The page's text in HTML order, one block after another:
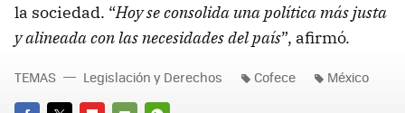
la sociedad. “Hoy se consolida una política más justa
y alineada con las necesidades del país”, afirmó.
TEMAS Legislación y Derechos Cofece México